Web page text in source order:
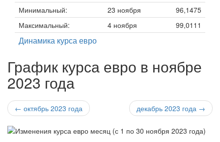
Минимальный:
23 ноября
96,1475
Максимальный:
4 ноября 99,0111
Динамика курса евро
График курса евро в ноябре
2023 года
← октябрь 2023 года декабрь 2023 года →